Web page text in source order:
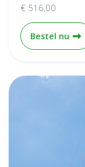
€ 516,00
Bestel nu